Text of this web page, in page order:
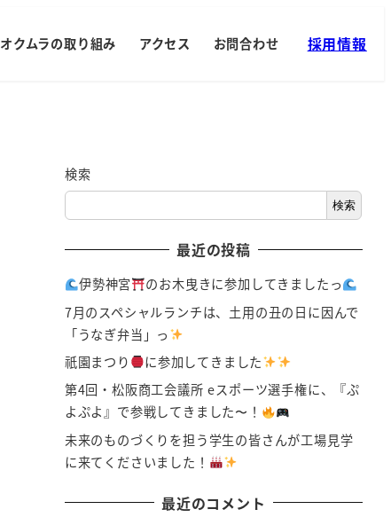
オクムラの取り組み アクセス お問合わせ 採用情報
検索
検索
最近の投稿
伊勢神宮
のお木曳きに参加してきましたっ
7月のスペシャルランチは、土用の丑の日に因んで
「うなぎ弁当」っ
祇園まつり
に参加してきました
第4回・松阪商工会議所 eスポーツ選手権に、『ぷ
よぷよ』で参戦してきました〜！
未来のものづくりを担う学生の皆さんが工場見学
に来てくださいました！
最近のコメント